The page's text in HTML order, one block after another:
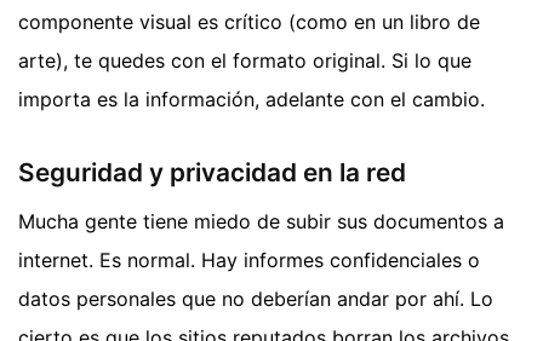
componente visual es crítico (como en un libro de
arte), te quedes con el formato original. Si lo que
importa es la información, adelante con el cambio.
Seguridad y privacidad en la red
Mucha gente tiene miedo de subir sus documentos a
internet. Es normal. Hay informes confidenciales o
datos personales que no deberían andar por ahí. Lo